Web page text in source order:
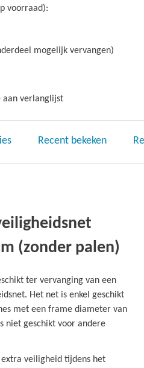
voorraad):
mogelijk vervangen)
aan verlanglijst
Recent bekeken
(zonder palen)
ter vervanging van een
Het net is enkel geschikt
met een frame diameter van
niet geschikt voor andere
veiligheid tijdens het